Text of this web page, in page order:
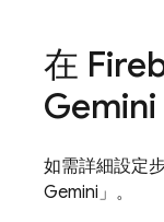
在
Gemini
如需詳細設定
Gemini」。